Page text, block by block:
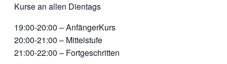
Kurse an allen Dientags
19:00-20:00 – AnfängerKurs
20:00-21:00 – Mittelstufe
21:00-22:00 – Fortgeschritten